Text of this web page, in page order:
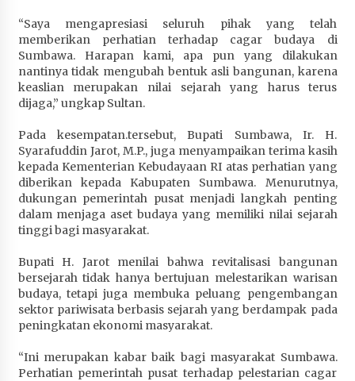
“Saya mengapresiasi seluruh pihak yang telah
memberikan perhatian terhadap cagar budaya di
Sumbawa. Harapan kami, apa pun yang dilakukan
nantinya tidak mengubah bentuk asli bangunan, karena
keaslian merupakan nilai sejarah yang harus terus
dijaga,” ungkap Sultan.
Pada kesempatan.tersebut, Bupati Sumbawa, Ir. H.
Syarafuddin Jarot, M.P., juga menyampaikan terima kasih
kepada Kementerian Kebudayaan RI atas perhatian yang
diberikan kepada Kabupaten Sumbawa. Menurutnya,
dukungan pemerintah pusat menjadi langkah penting
dalam menjaga aset budaya yang memiliki nilai sejarah
tinggi bagi masyarakat.
Bupati H. Jarot menilai bahwa revitalisasi bangunan
bersejarah tidak hanya bertujuan melestarikan warisan
budaya, tetapi juga membuka peluang pengembangan
sektor pariwisata berbasis sejarah yang berdampak pada
peningkatan ekonomi masyarakat.
“Ini merupakan kabar baik bagi masyarakat Sumbawa.
Perhatian pemerintah pusat terhadap pelestarian cagar